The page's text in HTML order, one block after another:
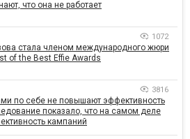
что она не работает
1072
стала членом международного жюри
of the Best Effie Awards
3816
по себе не повышают эффективность
показало, что на самом деле
кампаний